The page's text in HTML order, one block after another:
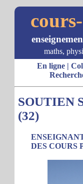
maths,
En ligne|
SOUTIEN
(32)
DES COURS